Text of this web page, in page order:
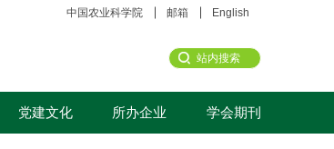
中国农业科学院 邮箱 English
党建文化 所办企业 学会期刊